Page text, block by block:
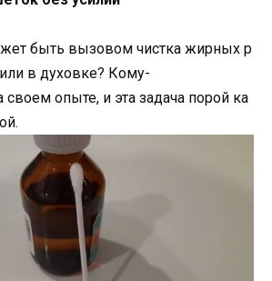
быть вызовом чистка жирных р
в духовке? Кому-
своем опыте, и эта задача порой ка